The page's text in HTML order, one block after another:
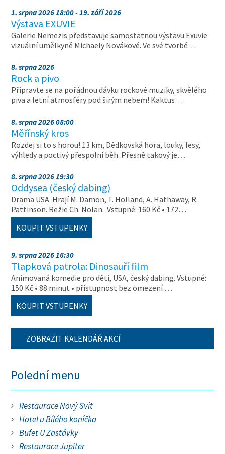
1. srpna 2026 18:00 - 19. září 2026
Výstava EXUVIE
Galerie Nemezis představuje samostatnou výstavu Exuvie
vizuální umělkyně Michaely Novákové. Ve své tvorbě…
8. srpna 2026
Rock a pivo
Připravte se na pořádnou dávku rockové muziky, skvělého
piva a letní atmosféry pod širým nebem! Kaktus…
8. srpna 2026 08:00
Měřínský kros
Rozdej si to s horou! 13 km, Dědkovská hora, louky, lesy,
výhledy a poctivý přespolní běh. Přesně takový je…
8. srpna 2026 19:30
Oddysea (český dabing)
Drama USA. Hrají M. Damon, T. Holland, A. Hathaway, R.
Pattinson. Režie Ch. Nolan. Vstupné: 160 Kč • 172…
KOUPIT VSTUPENKY
9. srpna 2026 16:30
Tlapková patrola: Dinosauří film
Animovaná komedie pro děti, USA, český dabing. Vstupné:
150 Kč • 88 minut • přístupnost bez omezení …
KOUPIT VSTUPENKY
ZOBRAZIT KALENDÁŘ AKCÍ
Polední menu
Restaurace Nový Svit
Hotel u Bílého koníčka
Bufet U Zastávky
Restaurace Jupiter